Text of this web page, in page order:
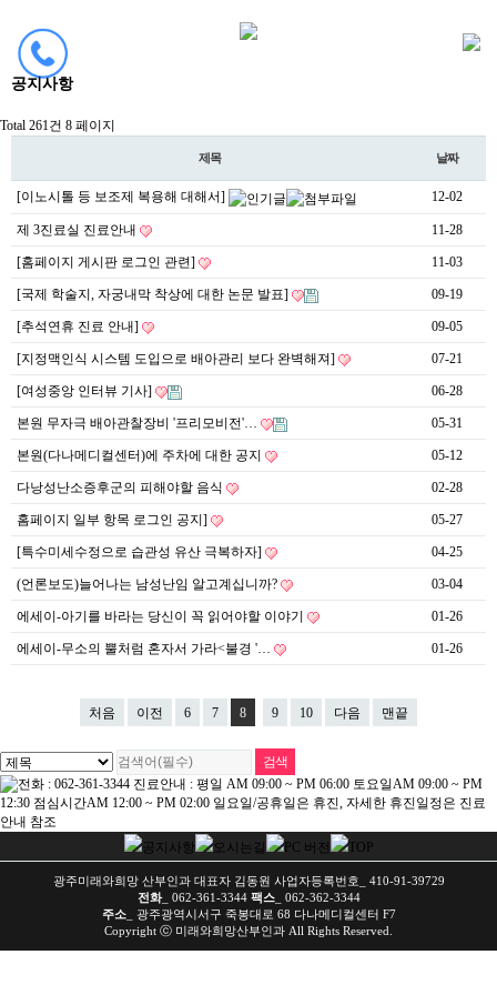
공지사항
Total 261건 8 페이지
제목 날짜
[이노시톨 등 보조제 복용해 대해서] 12-02
제 3진료실 진료안내 11-28
[홈페이지 게시판 로그인 관련] 11-03
[국제 학술지, 자궁내막 착상에 대한 논문 발표] 09-19
[추석연휴 진료 안내] 09-05
[지정맥인식 시스템 도입으로 배아관리 보다 완벽해져] 07-21
[여성중앙 인터뷰 기사] 06-28
본원 무자극 배아관찰장비 '프리모비전'… 05-31
본원(다나메디컬센터)에 주차에 대한 공지 05-12
다낭성난소증후군의 피해야할 음식 02-28
홈페이지 일부 항목 로그인 공지] 05-27
[특수미세수정으로 습관성 유산 극복하자] 04-25
(언론보도)늘어나는 남성난임 알고계십니까? 03-04
에세이-아기를 바라는 당신이 꼭 읽어야할 이야기 01-26
에세이-무소의 뿔처럼 혼자서 가라<불경 '… 01-26
처음 이전 6 7 8 9 10 다음 맨끝
광주미래와희망 산부인과 대표자 김동원 사업자등록번호_ 410-91-39729
전화_ 062-361-3344 팩스_ 062-362-3344
주소_ 광주광역시서구 죽봉대로 68 다나메디컬센터 F7
Copyright ⓒ 미래와희망산부인과 All Rights Reserved.